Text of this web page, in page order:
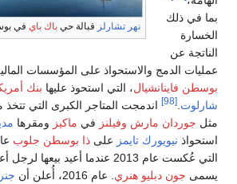
المحلية مثلفليت
عام 2004، ومقره
من بوسطن مقراً لها
نيويورك.
الصفقة
لرجل أعمال من بوسطن
إلكتريكستنقل